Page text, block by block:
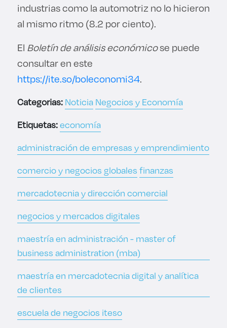
industrias como la automotriz no lo hicieron
al mismo ritmo (8.2 por ciento).
El Boletín de análisis económicose puede
consultar en este
https://ite.so/boleconomi34.
Categorias:Noticia Negocios y Economía
Etiquetas:economía
administración de empresas y emprendimiento
comercio y negocios globalesfinanzas
mercadotecnia y dirección comercial
negocios y mercados digitales
maestría en administración - master of
business administration (mba)
maestría en mercadotecnia digital y analítica
de clientes
escuela de negocios iteso